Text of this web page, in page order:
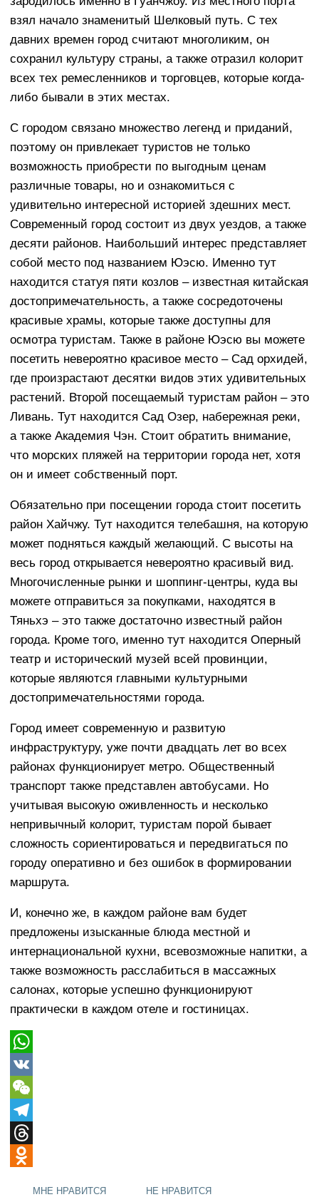
взял начало знаменитый Шелковый путь. С тех
давних времен город считают многоликим, он
сохранил культуру страны, а также отразил колорит
всех тех ремесленников и торговцев, которые когда-
либо бывали в этих местах.
С городом связано множество легенд и приданий,
поэтому он привлекает туристов не только
возможность приобрести по выгодным ценам
различные товары, но и ознакомиться с
удивительно интересной историей здешних мест.
Современный город состоит из двух уездов, а также
десяти районов. Наибольший интерес представляет
собой место под названием Юэсю. Именно тут
находится статуя пяти козлов – известная китайская
достопримечательность, а также сосредоточены
красивые храмы, которые также доступны для
осмотра туристам. Также в районе Юэсю вы можете
посетить невероятно красивое место – Сад орхидей,
где произрастают десятки видов этих удивительных
растений. Второй посещаемый туристам район – это
Ливань. Тут находится Сад Озер, набережная реки,
а также Академия Чэн. Стоит обратить внимание,
что морских пляжей на территории города нет, хотя
он и имеет собственный порт.
Обязательно при посещении города стоит посетить
район Хайчжу. Тут находится телебашня, на которую
может подняться каждый желающий. С высоты на
весь город открывается невероятно красивый вид.
Многочисленные рынки и шоппинг-центры, куда вы
можете отправиться за покупками, находятся в
Тяньхэ – это также достаточно известный район
города. Кроме того, именно тут находится Оперный
театр и исторический музей всей провинции,
которые являются главными культурными
достопримечательностями города.
Город имеет современную и развитую
инфраструктуру, уже почти двадцать лет во всех
районах функционирует метро. Общественный
транспорт также представлен автобусами. Но
учитывая высокую оживленность и несколько
непривычный колорит, туристам порой бывает
сложность сориентироваться и передвигаться по
городу оперативно и без ошибок в формировании
маршрута.
И, конечно же, в каждом районе вам будет
предложены изысканные блюда местной и
интернациональной кухни, всевозможные напитки, а
также возможность расслабиться в массажных
салонах, которые успешно функционируют
практически в каждом отеле и гостиницах.
WhatsApp
VK
WeChat
Telegram
Threads
МНЕ НРАВИТСЯ НЕ НРАВИТСЯ